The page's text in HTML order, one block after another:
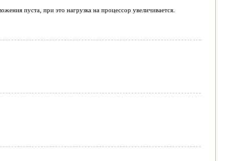
пуста, при это нагрузка на процессор увеличивается.